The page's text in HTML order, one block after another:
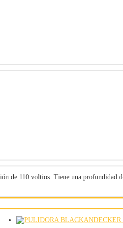
de 110 voltios. Tiene una profundidad